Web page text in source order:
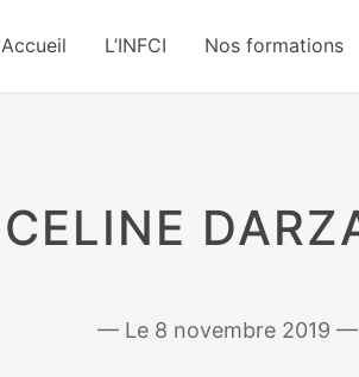
Accueil L’INFCI Nos formations
CELINE
8 novembre 2019